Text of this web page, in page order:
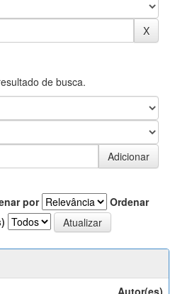
de busca.
por
Ordenar
Autor(es)